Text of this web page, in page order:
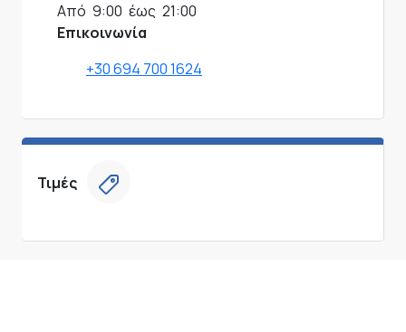
Από 9:00 έως 21:00
Επικοινωνία
+30 694 700 1624
Τιμές